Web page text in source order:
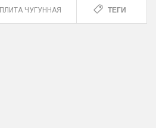
ПЛИТА ЧУГУННАЯ ТЕГИ